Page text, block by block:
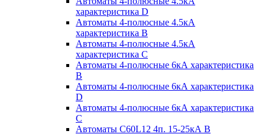
характеристика D
Автоматы 4-полюсные 4.5кА
характеристика В
Автоматы 4-полюсные 4.5кА
характеристика С
Автоматы 4-полюсные 6кА характеристика
B
Автоматы 4-полюсные 6кА характеристика
D
Автоматы 4-полюсные 6кА характеристика
С
Автоматы C60L12 4п. 15-25кА B